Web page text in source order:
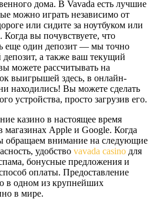
дома. В Vavada есть лучшие
можно играть независимо от
или сидите за ноутбуком или
вы почувствуете, что
еще один депозит — мы точно
а также ваш текущий
можете рассчитывать на
выигрышей здесь, в онлайн-
находились! Вы можете сделать
устройства, просто загрузив его.
казино в настоящее время
магазинах Apple и Google. Когда
обращаем внимание на следующие
удобство vavada casino для
бонусные предложения и
оплаты. Предоставление
в одном из крупнейших
в мире.